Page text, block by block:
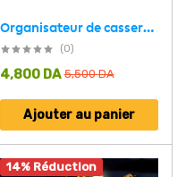
Organisateur de casseroles à fixer sous un meuble robuste et réglable à 7 niveaux – منظم أواني
(0)
5,500DA
4,800 DA
Ajouter au panier
14% Réduction